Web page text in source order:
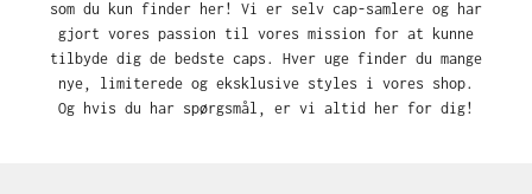
som du kun finder her! Vi er selv cap-samlere og har
gjort vores passion til vores mission for at kunne
tilbyde dig de bedste caps. Hver uge finder du mange
nye, limiterede og eksklusive styles i vores shop.
Og hvis du har spørgsmål, er vi altid her for dig!